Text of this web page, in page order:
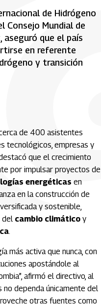
de Hidrógeno
Consejo Mundial de
aseguró que el país
en referente
y transición
de 400 asistentes
tecnológicos, empresas y
que el crecimiento
por impulsar proyectos de
energéticas en
en la construcción de
y sostenible,
del cambio climático y
.
más activa que nunca, con
apostándole al
afirmó el directivo, al
dependa únicamente del
otras fuentes como